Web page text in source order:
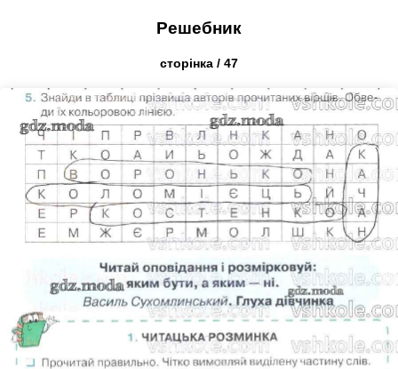
Решебник
cторінка / 47